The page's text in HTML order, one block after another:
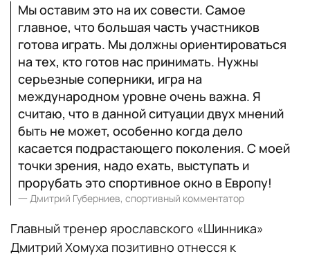
Мы оставим это на их совести. Самое
главное, что большая часть участников
готова играть. Мы должны ориентироваться
на тех, кто готов нас принимать. Нужны
серьезные соперники, игра на
международном уровне очень важна. Я
считаю, что в данной ситуации двух мнений
быть не может, особенно когда дело
касается подрастающего поколения. С моей
точки зрения, надо ехать, выступать и
прорубать это спортивное окно в Европу!
一 Дмитрий Губерниев, спортивный комментатор
Главный тренер ярославского «Шинника»
Дмитрий Хомуха позитивно отнесся к